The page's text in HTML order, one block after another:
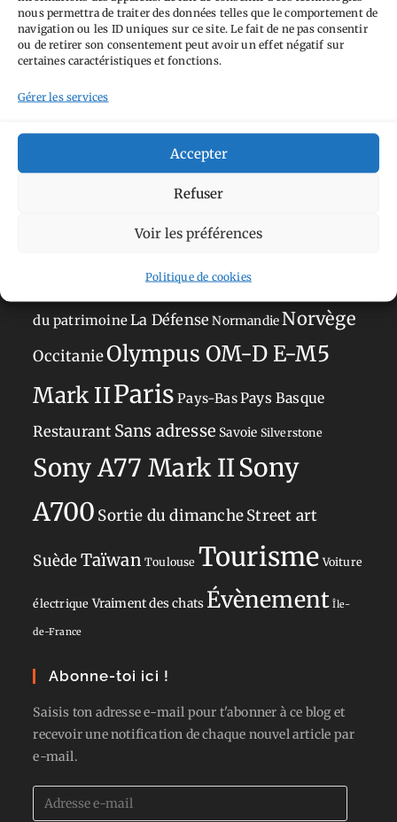
nous permettra de traiter des données telles que le comportement de
navigation ou les ID uniques sur ce site. Le fait de ne pas consentir
ou de retirer son consentement peut avoir un effet négatif sur
certaines caractéristiques et fonctions.
Gérer les services
Accepter
Refuser
Voir les préférences
Politique de cookies
Fondé(e) sur une œuvre dehttps://mcalp.fr.
Aimez-vous bordel
Anti tourisme Belgique
Japon
du patrimoineLa Défense NormandieNorvège
OccitanieOlympus OM-D E-M5
Mark IIParis Pays-BasPays Basque
Restaurant Sans adresse Savoie Silverstone
Sony A77 Mark IISony
A700 Sortie du dimancheStreet art
SuèdeTaïwan Toulouse Tourisme Voiture
électrique Vraiment des chats Évènement Île-
de-France
Abonne-toi ici !
Saisis ton adresse e-mail pour t'abonner à ce blog et
recevoir une notification de chaque nouvel article par
e-mail.
Adresse
e-